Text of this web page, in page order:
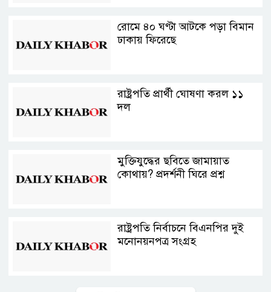
রোমে ৪০ ঘণ্টা আটকে পড়া বিমান
ঢাকায় ফিরেছে
রাষ্ট্রপতি প্রার্থী ঘোষণা করল ১১
দল
মুক্তিযুদ্ধের ছবিতে জামায়াত
কোথায়? প্রদর্শনী ঘিরে প্রশ্ন
রাষ্ট্রপতি নির্বাচনে বিএনপির দুই
মনোনয়নপত্র সংগ্রহ